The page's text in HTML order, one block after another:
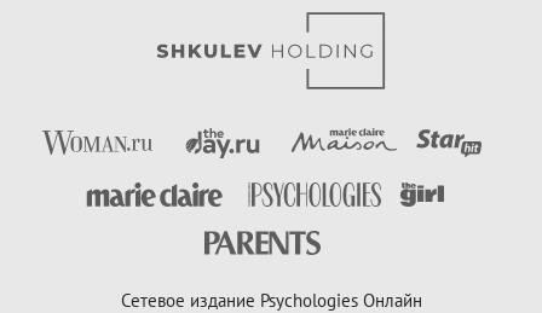
Сетевое издание Psychologies Онлайн